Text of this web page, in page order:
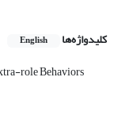
کلیدواژه‌ها English
role Behaviors